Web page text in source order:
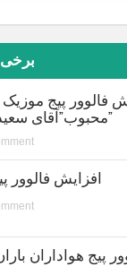
برخی
فالوور پیج موزیک
محبوب”آقای سعید بنازاده”
افزایش فالوور
پیج هواداران